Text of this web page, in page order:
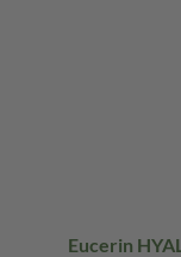
Eucerin